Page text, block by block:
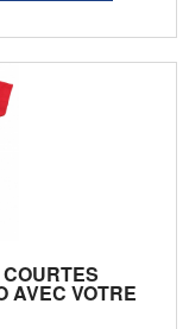
AVEC VOTRE